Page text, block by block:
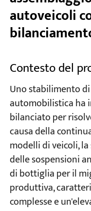
autoveicoli
Contesto del
Uno stabilimento
automobilistica ha
bilanciato per
causa della
modelli di veicoli,
delle sospensioni
di bottiglia per il
produttiva,
complesse e